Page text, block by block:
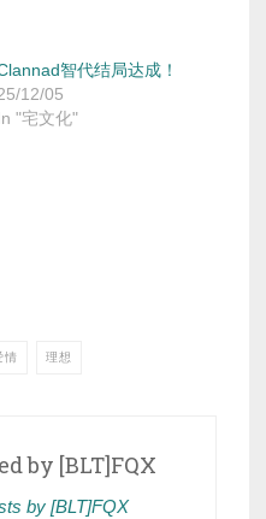
智代结局达成！
12/05
"宅文化"
情 理想
by [BLT]FQX
by [BLT]FQX